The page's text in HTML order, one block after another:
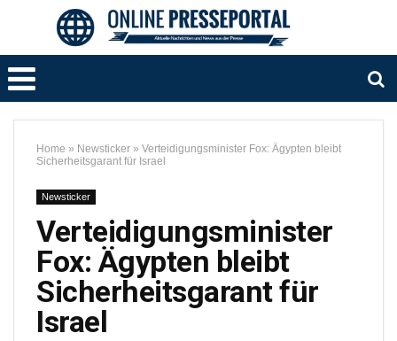
Home » Newsticker » Verteidigungsminister Fox: Ägypten bleibt
Sicherheitsgarant für Israel
Newsticker
Verteidigungsminister
Fox: Ägypten bleibt
Sicherheitsgarant für
Israel